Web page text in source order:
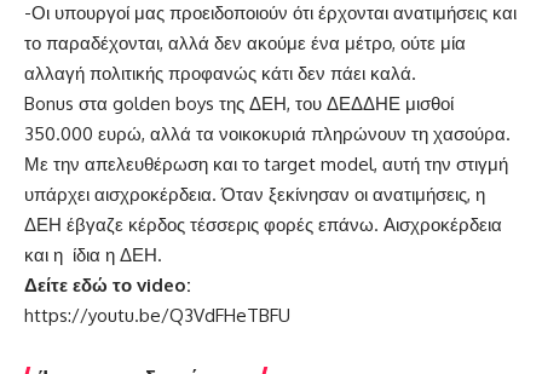
-Οι υπουργοί μας προειδοποιούν ότι έρχονται ανατιμήσεις και
το παραδέχονται, αλλά δεν ακούμε ένα μέτρο, ούτε μία
αλλαγή πολιτικής προφανώς κάτι δεν πάει καλά.
Bonus στα golden boys της ΔΕΗ, του ΔΕΔΔΗΕ μισθοί
350.000 ευρώ, αλλά τα νοικοκυριά πληρώνουν τη χασούρα.
Με την απελευθέρωση και το target model, αυτή την στιγμή
υπάρχει αισχροκέρδεια. Όταν ξεκίνησαν οι ανατιμήσεις, η
ΔΕΗ έβγαζε κέρδος τέσσερις φορές επάνω. Αισχροκέρδεια
και η ίδια η ΔΕΗ.
Δείτε εδώ το video:
https://youtu.be/Q3VdFHeTBFU